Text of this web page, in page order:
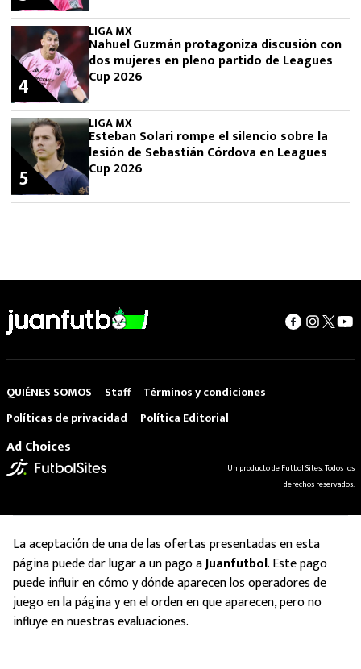
LIGA MX
Nahuel Guzmán protagoniza discusión con
dos mujeres en pleno partido de Leagues
Cup 2026
4
LIGA MX
Esteban Solari rompe el silencio sobre la
lesión de Sebastián Córdova en Leagues
Cup 2026
5
QUIÉNES SOMOS Staff
Términos y condiciones
Políticas de privacidad
Política Editorial
Ad Choices
Un producto de Futbol Sites. Todos los
derechos reservados.
La aceptación de una de las ofertas presentadas en esta
página puede dar lugar a un pago aJuanfutbol. Este pago
puede influir en cómo y dónde aparecen los operadores de
juego en la página y en el orden en que aparecen, pero no
influye en nuestras evaluaciones.